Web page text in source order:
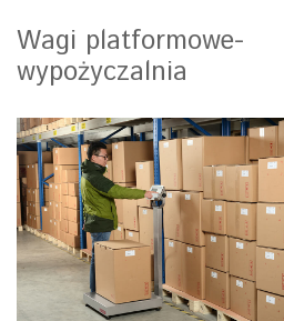
Wagi platformowe-
wypożyczalnia